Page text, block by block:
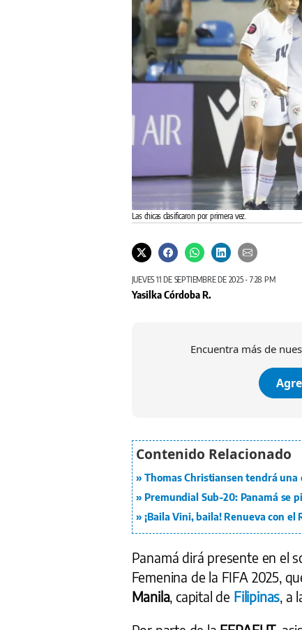
Las chicas clasificaron por primera vez.
JUEVES 11 DE SEPTIEMBRE DE 2025 - 7:28 PM
Yasilka Córdoba R.
Encuentra más de
Thomas Christiansen tendrá una
Premundial Sub-20: Panamá se
¡Baila Vini, baila! Renueva con el
Panamá dirá presente en el
Femenina de la FIFA 2025,
Manila, capital de Filipinas ,